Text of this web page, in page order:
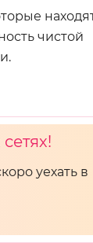
чистой
уехать в